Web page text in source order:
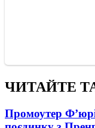
ЧИТАЙТЕ
Промоутер